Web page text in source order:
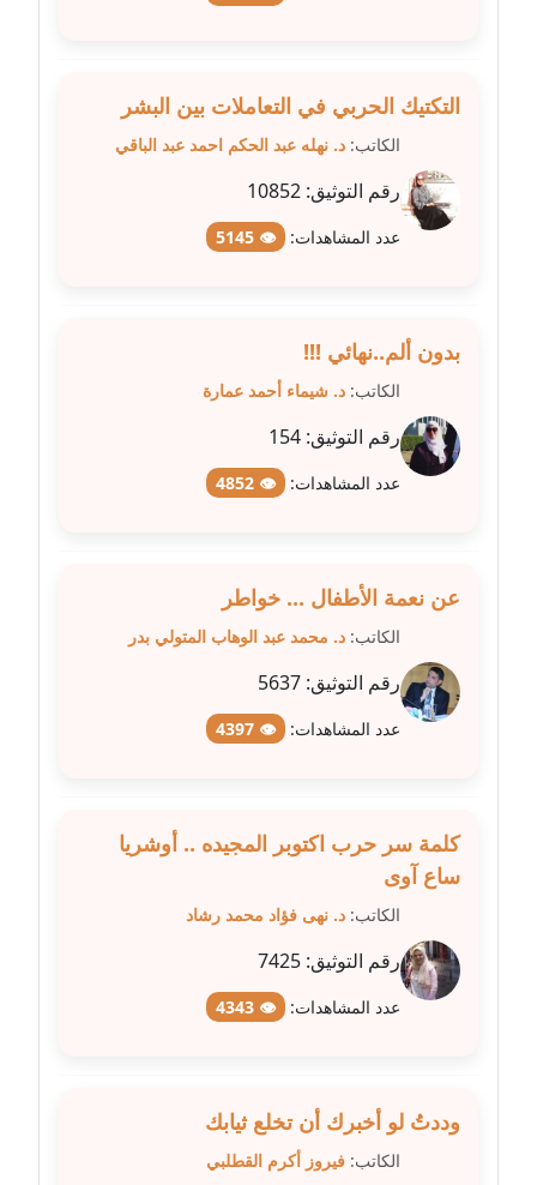
عاملة
عاملة
مدونة شيماء حسني
مدونة شيماء عبد المقصود
عاملة
مدونة شيماء عصام
مدونة شيماء مكى
عاملة
مدونة صفا غنيم
عاملة
مدونة صفية الجيار
عاملة
مدونة طارق المسيري
عاملة
مدونة طه ابوزيد
عاملة
التكتيك الحربي في التعاملات بين البشر
الكاتب: د. نهله عبد الحكم احمد عبد الباقي
رقم التوثيق: 10852
عدد المشاهدات: 👁 5145
بدون ألم..نهائي !!!
الكاتب: د. شيماء أحمد عمارة
رقم التوثيق: 154
عدد المشاهدات: 👁 4852
عن نعمة الأطفال ... خواطر
الكاتب: د. محمد عبد الوهاب المتولي بدر
رقم التوثيق: 5637
عدد المشاهدات: 👁 4397
كلمة سر حرب اكتوبر المجيده .. أوشريا
ساع آوى
الكاتب: د. نهى فؤاد محمد رشاد
رقم التوثيق: 7425
عدد المشاهدات: 👁 4343
وددتُ لو أخبرك أن تخلع ثيابك
الكاتب: فيروز أكرم القطلبي